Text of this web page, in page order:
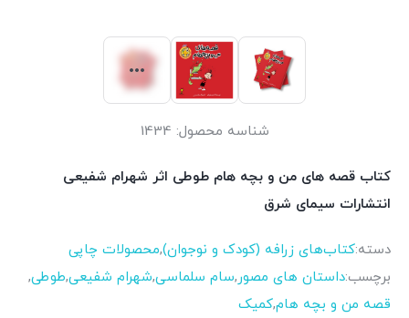
شناسه محصول: 1434
کتاب قصه های من و بچه هام طوطی اثر شهرام شفیعی
انتشارات سیمای شرق
دسته:کتاب‌های زرافه (کودک و نوجوان),محصولات چاپی
برچسب:داستان های مصور,سام سلماسی,شهرام شفیعی,طوطی,
قصه من و بچه هام,کمیک